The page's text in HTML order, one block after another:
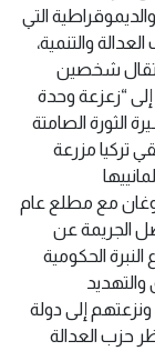
التي
والتنمية،
شخصين
“زعزعة وحدة
الثورة الصامتة
تركيا مزرعة
مع مطلع عام
الجريمة عن
النبرة الحكومية
والتهديد
إلى دولة
حزب العدالة